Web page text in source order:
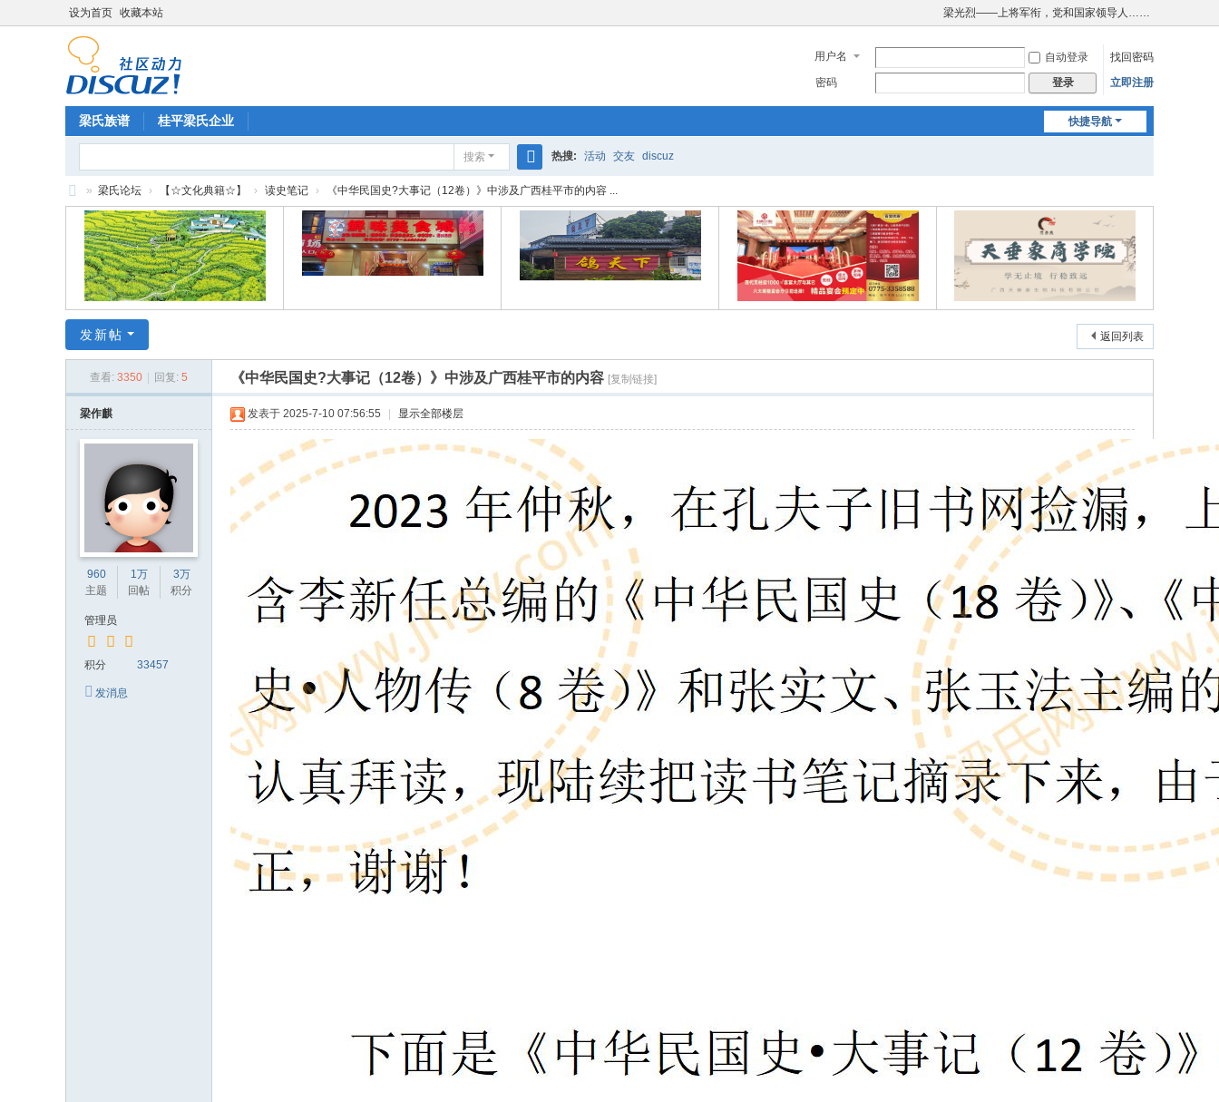
设为首页 收藏本站 梁光烈——上将军衔，党和国家领导人……
用户名 自动登录
找回密码
密码
登录 立即注册
快捷导航
梁氏族谱 桂平梁氏企业
搜索
搜
索
热搜: 活动 交友 discuz
» 梁氏论坛 › 【☆文化典籍☆】 › 读史笔记 › 《中华民国史?大事记（12卷）》中涉及广西桂平市的内容 ...
返回列表
发新帖
查看: 3350 回复: 5 《中华民国史?大事记（12卷）》中涉及广西桂平市的内容 [复制链接]
梁作麒
960
主题
1万
回帖
3万
积分
管理员
积分 33457
发消息
发表于 2025-7-10 07:56:55 显示全部楼层